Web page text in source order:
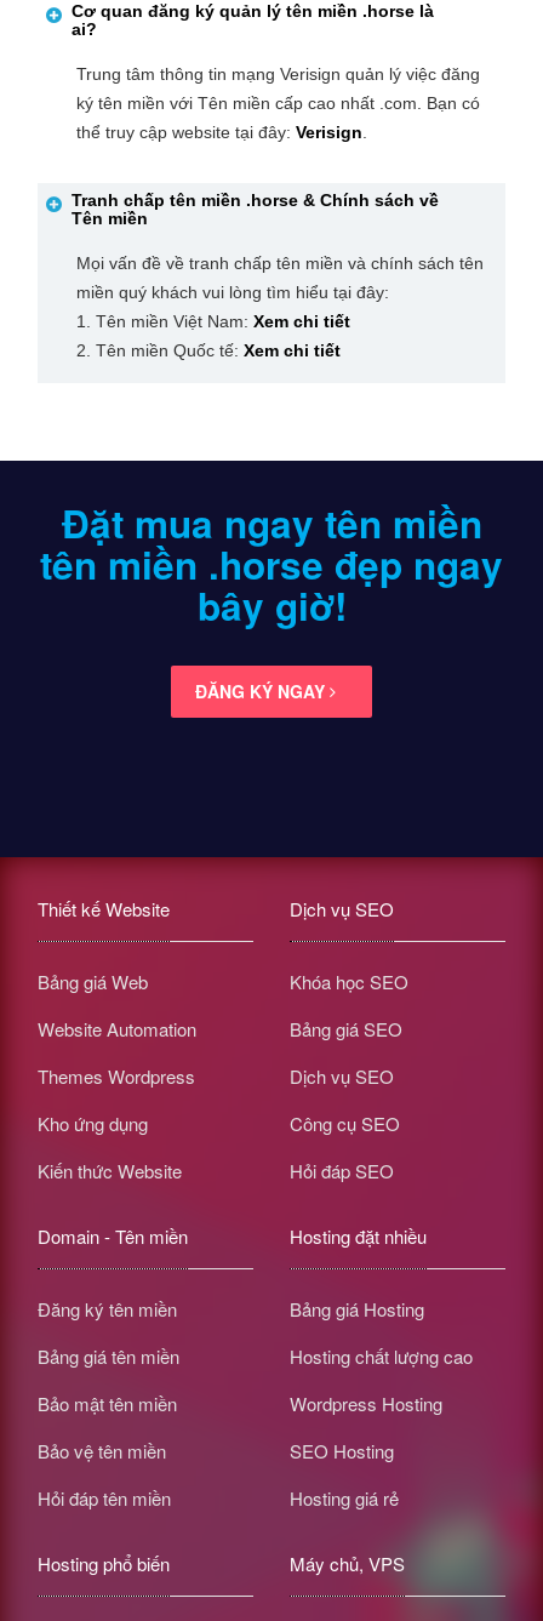
Cơ quan đăng ký quản lý tên miền .horselà
ai?
Trung tâm thông tin mạng Verisign quản lý việc đăng
ký tên miền với Tên miền cấp cao nhất .com. Bạn có
thể truy cập website tại đây:Verisign.
Tranh chấp tên miền .horse& Chính sách về
Tên miền
Mọi vấn đề về tranh chấp tên miền và chính sách tên
miền quý khách vui lòng tìm hiểu tại đây:
1. Tên miền Việt Nam:Xem chi tiết
2. Tên miền Quốc tế:Xem chi tiết
Đặt mua ngay tên miền
tên miền .horse đẹp ngay
bây giờ!
ĐĂNG KÝ NGAY
Thiết kế Website
Bảng giá Web
Website Automation
Themes Wordpress
Kho ứng dụng
Kiến thức Website
Dịch vụ SEO
Khóa học SEO
Bảng giá SEO
Dịch vụ SEO
Công cụ SEO
Hỏi đáp SEO
Domain - Tên miền
Đăng ký tên miền
Bảng giá tên miền
Bảo mật tên miền
Bảo vệ tên miền
Hỏi đáp tên miền
Hosting đặt nhiều
Bảng giá Hosting
Hosting chất lượng cao
Wordpress Hosting
SEO Hosting
Hosting giá rẻ
Hosting phổ biến Máy chủ, VPS